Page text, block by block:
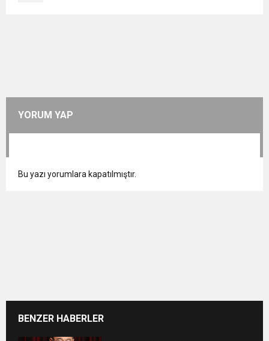
YORUM YAP
Bu yazı yorumlara kapatılmıştır.
BENZER HABERLER